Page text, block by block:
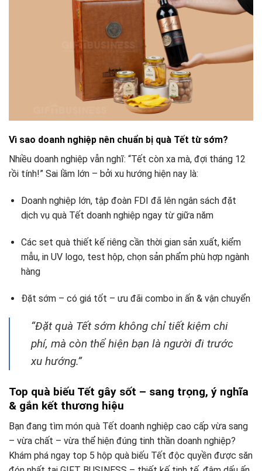
Vì sao doanh nghiệp nên chuẩn bị quà Tết từ sớm?
Nhiều doanh nghiệp vẫn nghĩ: “Tết còn xa mà, đợi tháng 12
rồi tính!” Sai lầm lớn – bởi xu hướng hiện nay là:
Doanh nghiệp lớn, tập đoàn FDI đã lên ngân sách đặt
dịch vụ quà Tết doanh nghiệp ngay từ giữa năm
Các set quà thiết kế riêng cần thời gian sản xuất, kiểm
mẫu, in UV logo, test hộp, chọn sản phẩm phù hợp ngành
hàng
Đặt sớm – có giá tốt – ưu đãi combo in ấn & vận chuyển
“Đặt quà Tết sớm không chỉ tiết kiệm chi
phí, mà còn thể hiện bạn là người đi trước
xu hướng.”
Top quà biếu Tết gây sốt – sang trọng, ý nghĩa
& gắn kết thương hiệu
Bạn đang tìm món quà Tết doanh nghiệp cao cấp vừa sang
– vừa chất – vừa thể hiện đúng tinh thần doanh nghiệp?
Khám phá ngay top 5 hộp quà biếu Tết độc quyền được săn